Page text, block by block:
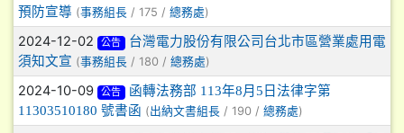
預防宣導 (事務組長 / 175 / 總務處)
2024-12-02 公告
台灣電力股份有限公司台北市區營業處用電
須知文宣 (事務組長 / 180 / 總務處)
2024-10-09 公告
函轉法務部 113年8月5日法律字第
11303510180 號書函 (出納文書組長 / 190 / 總務處)